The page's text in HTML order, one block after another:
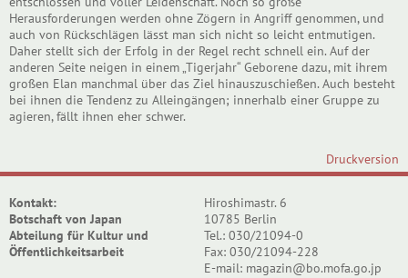
Herausforderungen werden ohne Zögern in Angriff genommen, und
auch von Rückschlägen lässt man sich nicht so leicht entmutigen.
Daher stellt sich der Erfolg in der Regel recht schnell ein. Auf der
anderen Seite neigen in einem „Tigerjahr“ Geborene dazu, mit ihrem
großen Elan manchmal über das Ziel hinauszuschießen. Auch besteht
bei ihnen die Tendenz zu Alleingängen; innerhalb einer Gruppe zu
agieren, fällt ihnen eher schwer.
Druckversion
Kontakt:
Botschaft von Japan
Abteilung für Kultur und
Öffentlichkeitsarbeit
Hiroshimastr. 6
10785 Berlin
Tel.: 030/21094-0
Fax: 030/21094-228
E-mail: magazin@bo.mofa.go.jp